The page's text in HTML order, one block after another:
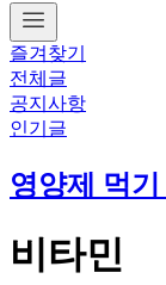
즐겨찾기
전체글
공지사항
인기글
영양제 먹기
비타민